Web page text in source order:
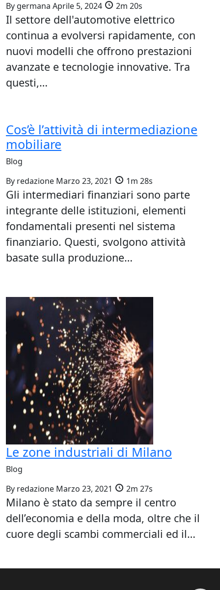
By germana Aprile 5, 2024 2m 20s
Il settore dell'automotive elettrico
continua a evolversi rapidamente, con
nuovi modelli che offrono prestazioni
avanzate e tecnologie innovative. Tra
questi,…
Cos’è l’attività di intermediazione
mobiliare
Blog
By redazione Marzo 23, 2021 1m 28s
Gli intermediari finanziari sono parte
integrante delle istituzioni, elementi
fondamentali presenti nel sistema
finanziario. Questi, svolgono attività
basate sulla produzione…
Le zone industriali di Milano
Blog
By redazione Marzo 23, 2021 2m 27s
Milano è stato da sempre il centro
dell’economia e della moda, oltre che il
cuore degli scambi commerciali ed il…